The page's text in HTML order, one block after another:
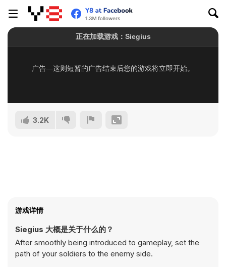
3.2K
游戏详情
Siegius 大概是关于什么的？
After smoothly being introduced to gameplay, set the
path of your soldiers to the enemy side.